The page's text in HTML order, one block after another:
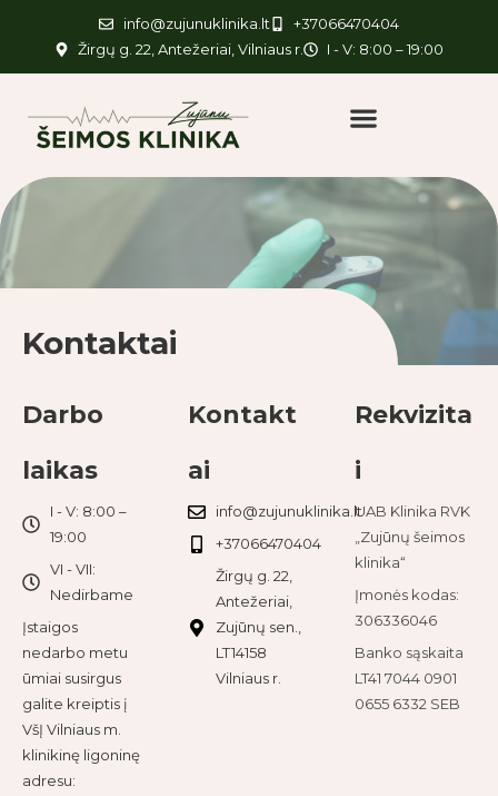
info@zujunuklinika.lt
+37066470404
Žirgų g. 22, Antežeriai, Vilniaus r.
I - V: 8:00 – 19:00
Kontaktai
Darbo
laikas
I - V: 8:00 –
19:00
VI - VII:
Nedirbame
Įstaigos
nedarbo metu
ūmiai susirgus
galite kreiptis į
VšĮ Vilniaus m.
klinikinę ligoninę
adresu:
Kontakt
ai
info@zujunuklinika.lt
+37066470404
Žirgų g. 22,
Antežeriai,
Zujūnų sen.,
LT14158
Vilniaus r.
Rekvizita
i
UAB Klinika RVK
„Zujūnų šeimos
klinika“
Įmonės kodas:
306336046
Banko sąskaita
LT41 7044 0901
0655 6332 SEB